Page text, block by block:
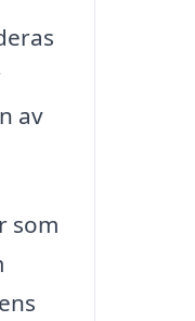
av
som